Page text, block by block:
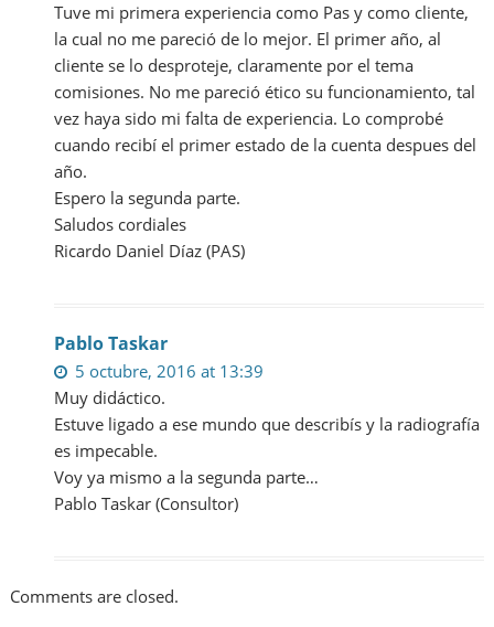
Tuve mi primera experiencia como Pas y como cliente,
la cual no me pareció de lo mejor. El primer año, al
cliente se lo desproteje, claramente por el tema
comisiones. No me pareció ético su funcionamiento, tal
vez haya sido mi falta de experiencia. Lo comprobé
cuando recibí el primer estado de la cuenta despues del
año.
Espero la segunda parte.
Saludos cordiales
Ricardo Daniel Díaz (PAS)
Pablo Taskar
5 octubre, 2016 at 13:39
Muy didáctico.
Estuve ligado a ese mundo que describís y la radiografía
es impecable.
Voy ya mismo a la segunda parte…
Pablo Taskar (Consultor)
Comments are closed.